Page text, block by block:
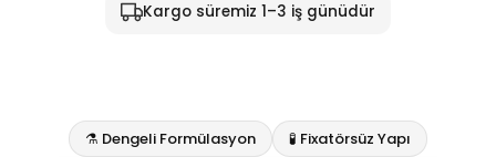
Kargo süremiz 1–3 iş günüdür
⚗️ Dengeli Formülasyon
🧪 Fixatörsüz Yapı